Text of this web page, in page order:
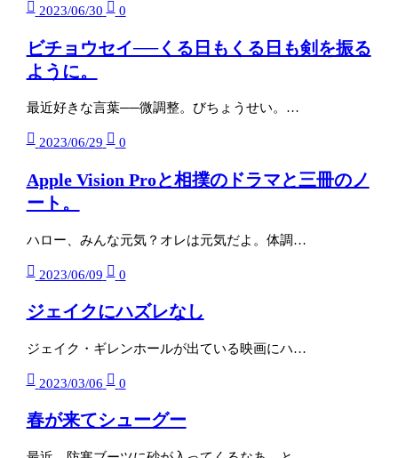
2023/06/30 0
ビチョウセイ──くる日もくる日も剣を振る
ように。
最近好きな言葉──微調整。びちょうせい。…
2023/06/29 0
Apple Vision Proと相撲のドラマと三冊のノ
ート。
ハロー、みんな元気？オレは元気だよ。体調…
2023/06/09 0
ジェイクにハズレなし
ジェイク・ギレンホールが出ている映画にハ…
2023/03/06 0
春が来てシューグー